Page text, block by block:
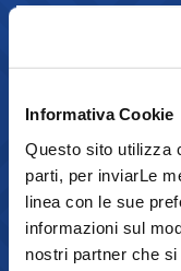
Informativa Cookie
Questo sito utilizza
parti, per inviarLe
linea con le sue
informazioni sul
nostri partner che
associative
Comunicazione